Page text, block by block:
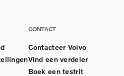
CONTACT
Contacteer Volvo
Vind een verdeler
Boek een testrit